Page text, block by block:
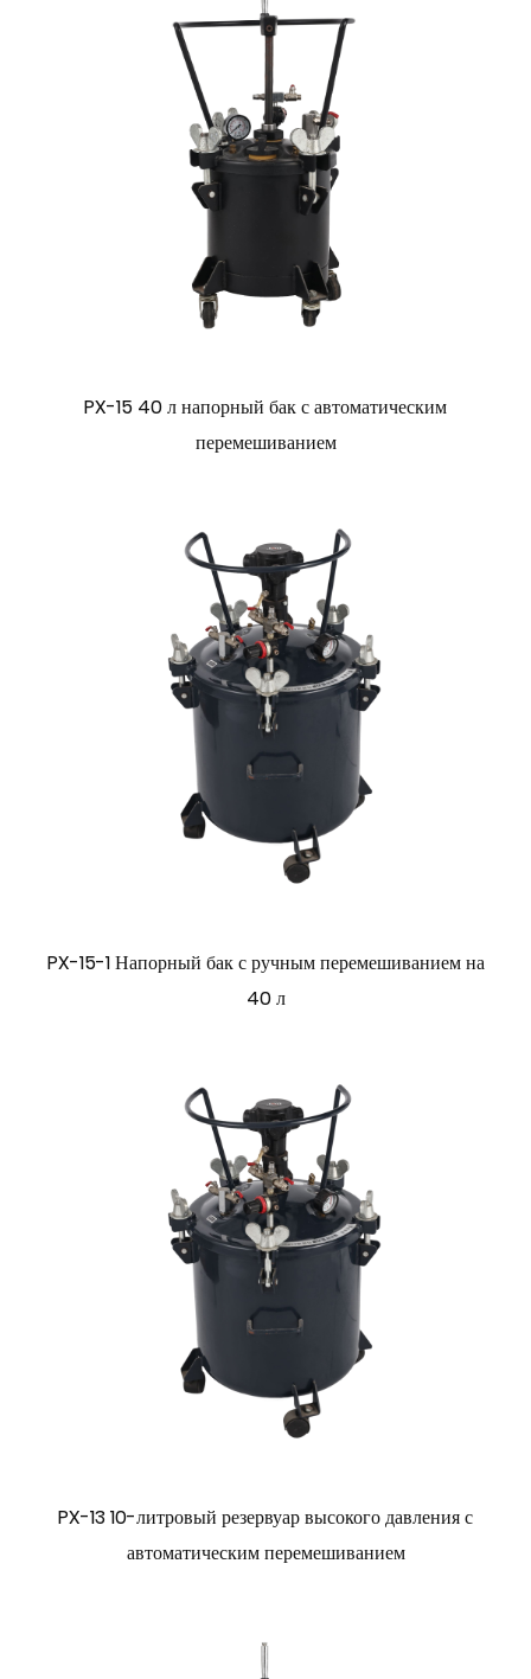
PX-15 40 л напорный бак с автоматическим
перемешиванием
PX-15-1 Напорный бак с ручным перемешиванием на
40 л
PX-13 10-литровый резервуар высокого давления с
автоматическим перемешиванием